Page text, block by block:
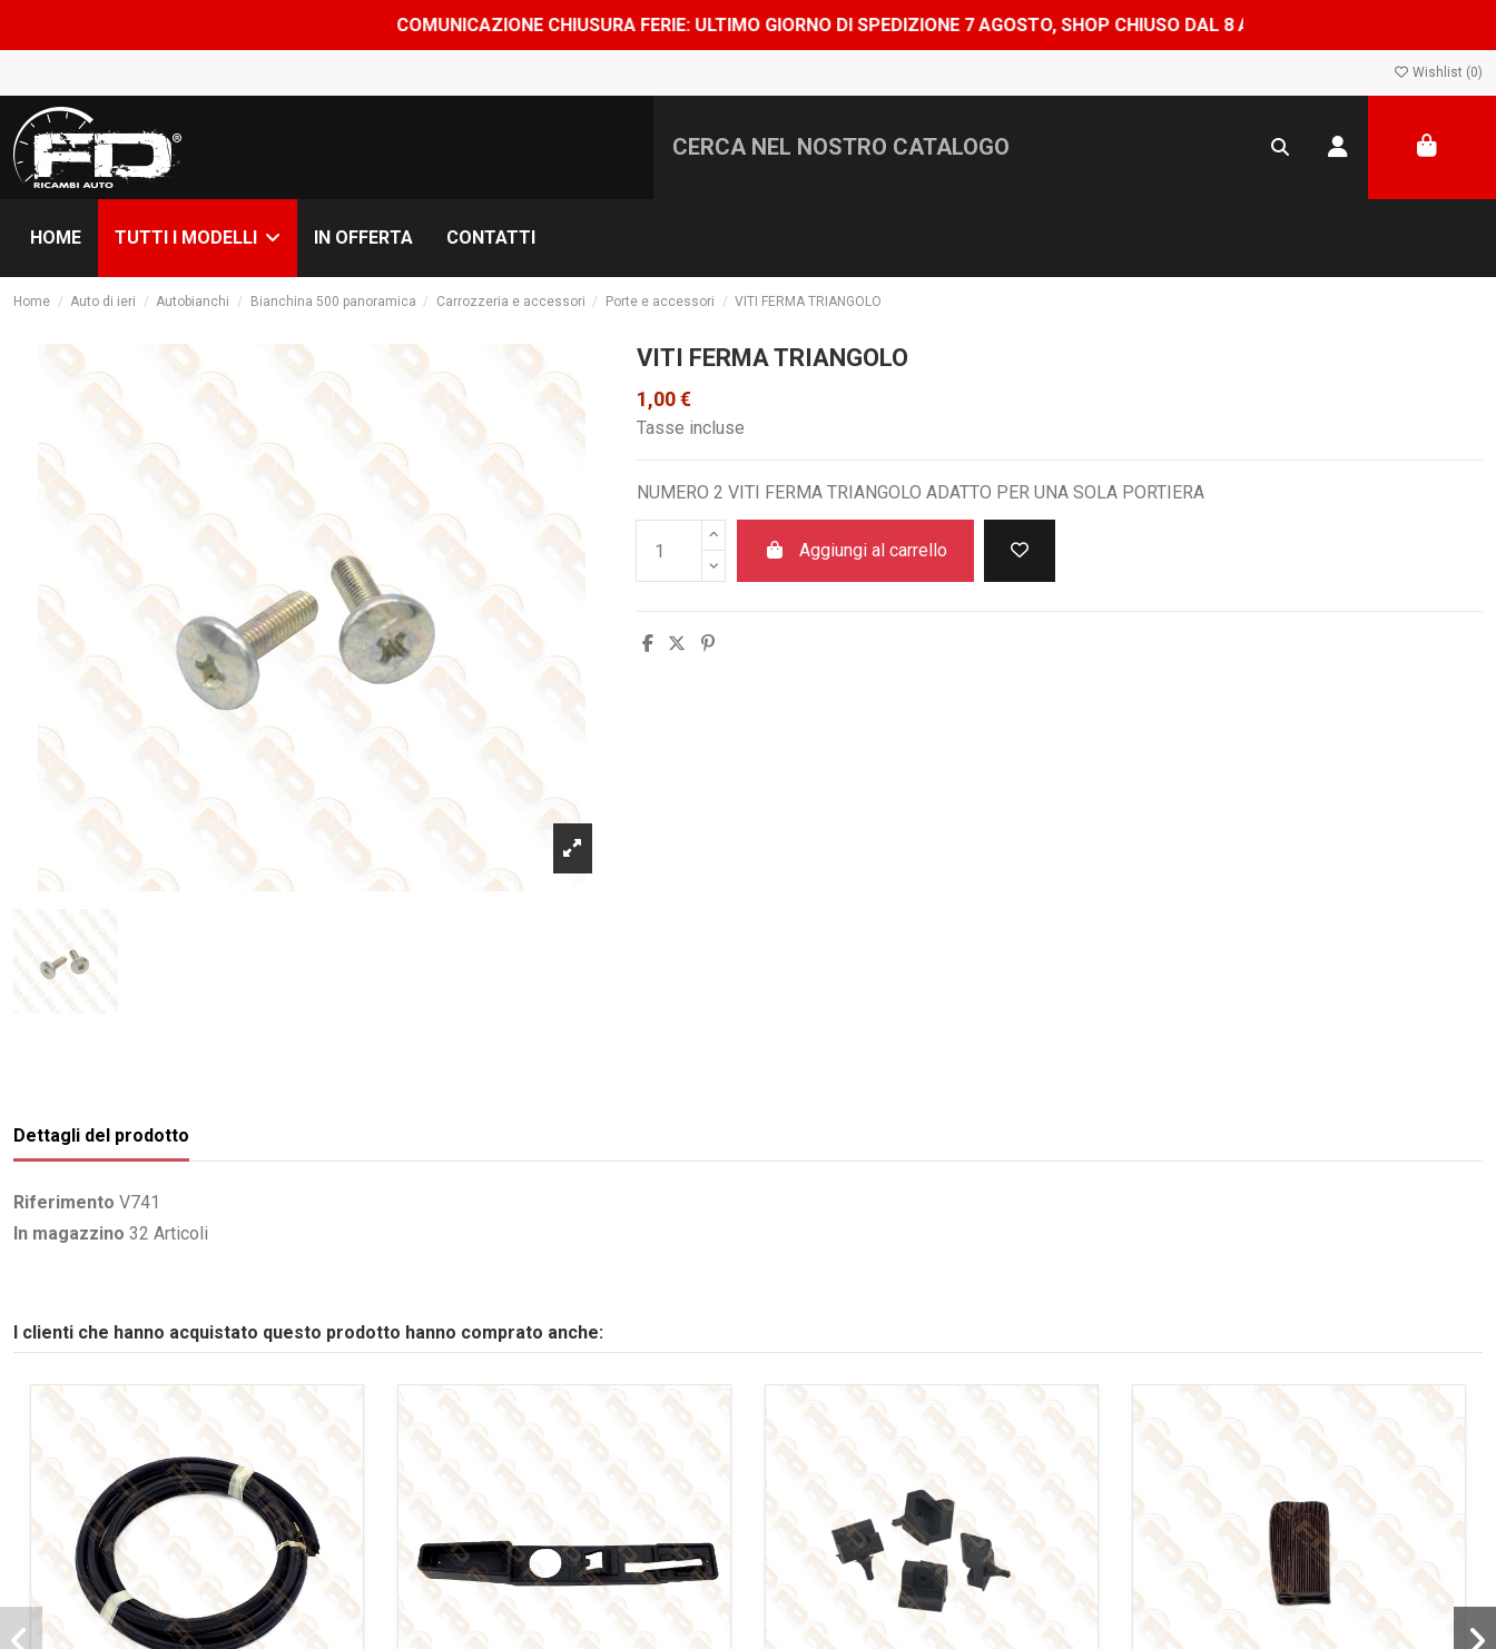
COMUNICAZIONE CHIUSURA FERIE: ULTIMO GIORNO DI SPEDIZIONE 7 AGOSTO, SHOP CHIUSO DAL 8 AL 24 AGOSTO — ORDINI EVASI A PARTIRE DAL
Wishlist (0)
HOME TUTTI I MODELLI IN OFFERTA CONTATTI
Home Auto di ieri Autobianchi Bianchina 500 panoramica Carrozzeria e accessori Porte e accessori VITI FERMA TRIANGOLO
VITI FERMA TRIANGOLO
1,00 €
Tasse incluse
NUMERO 2 VITI FERMA TRIANGOLO ADATTO PER UNA SOLA PORTIERA
Aggiungi al carrello
Dettagli del prodotto
Riferimento V741
In magazzino 32 Articoli
I clienti che hanno acquistato questo prodotto hanno comprato anche: